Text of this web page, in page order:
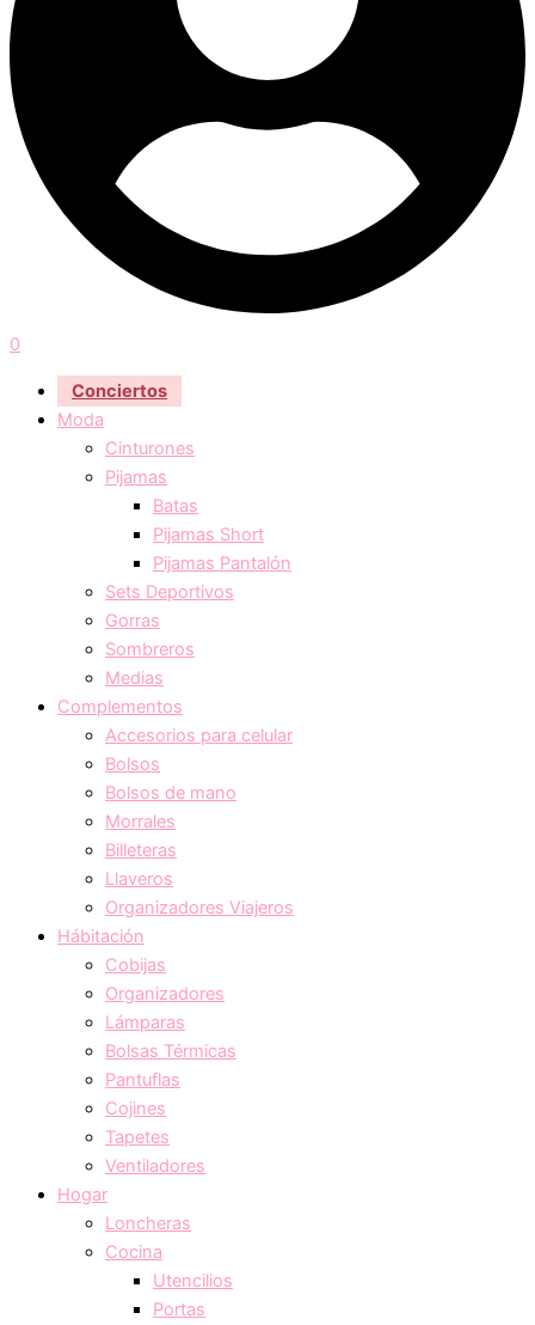
0
Conciertos
Moda
Cinturones
Pijamas
Batas
Pijamas Short
Pijamas Pantalón
Sets Deportivos
Gorras
Sombreros
Medias
Complementos
Accesorios para celular
Bolsos
Bolsos de mano
Morrales
Billeteras
Llaveros
Organizadores Viajeros
Hábitación
Cobijas
Organizadores
Lámparas
Bolsas Térmicas
Pantuflas
Cojines
Tapetes
Ventiladores
Hogar
Loncheras
Cocina
Utencilios
Portas